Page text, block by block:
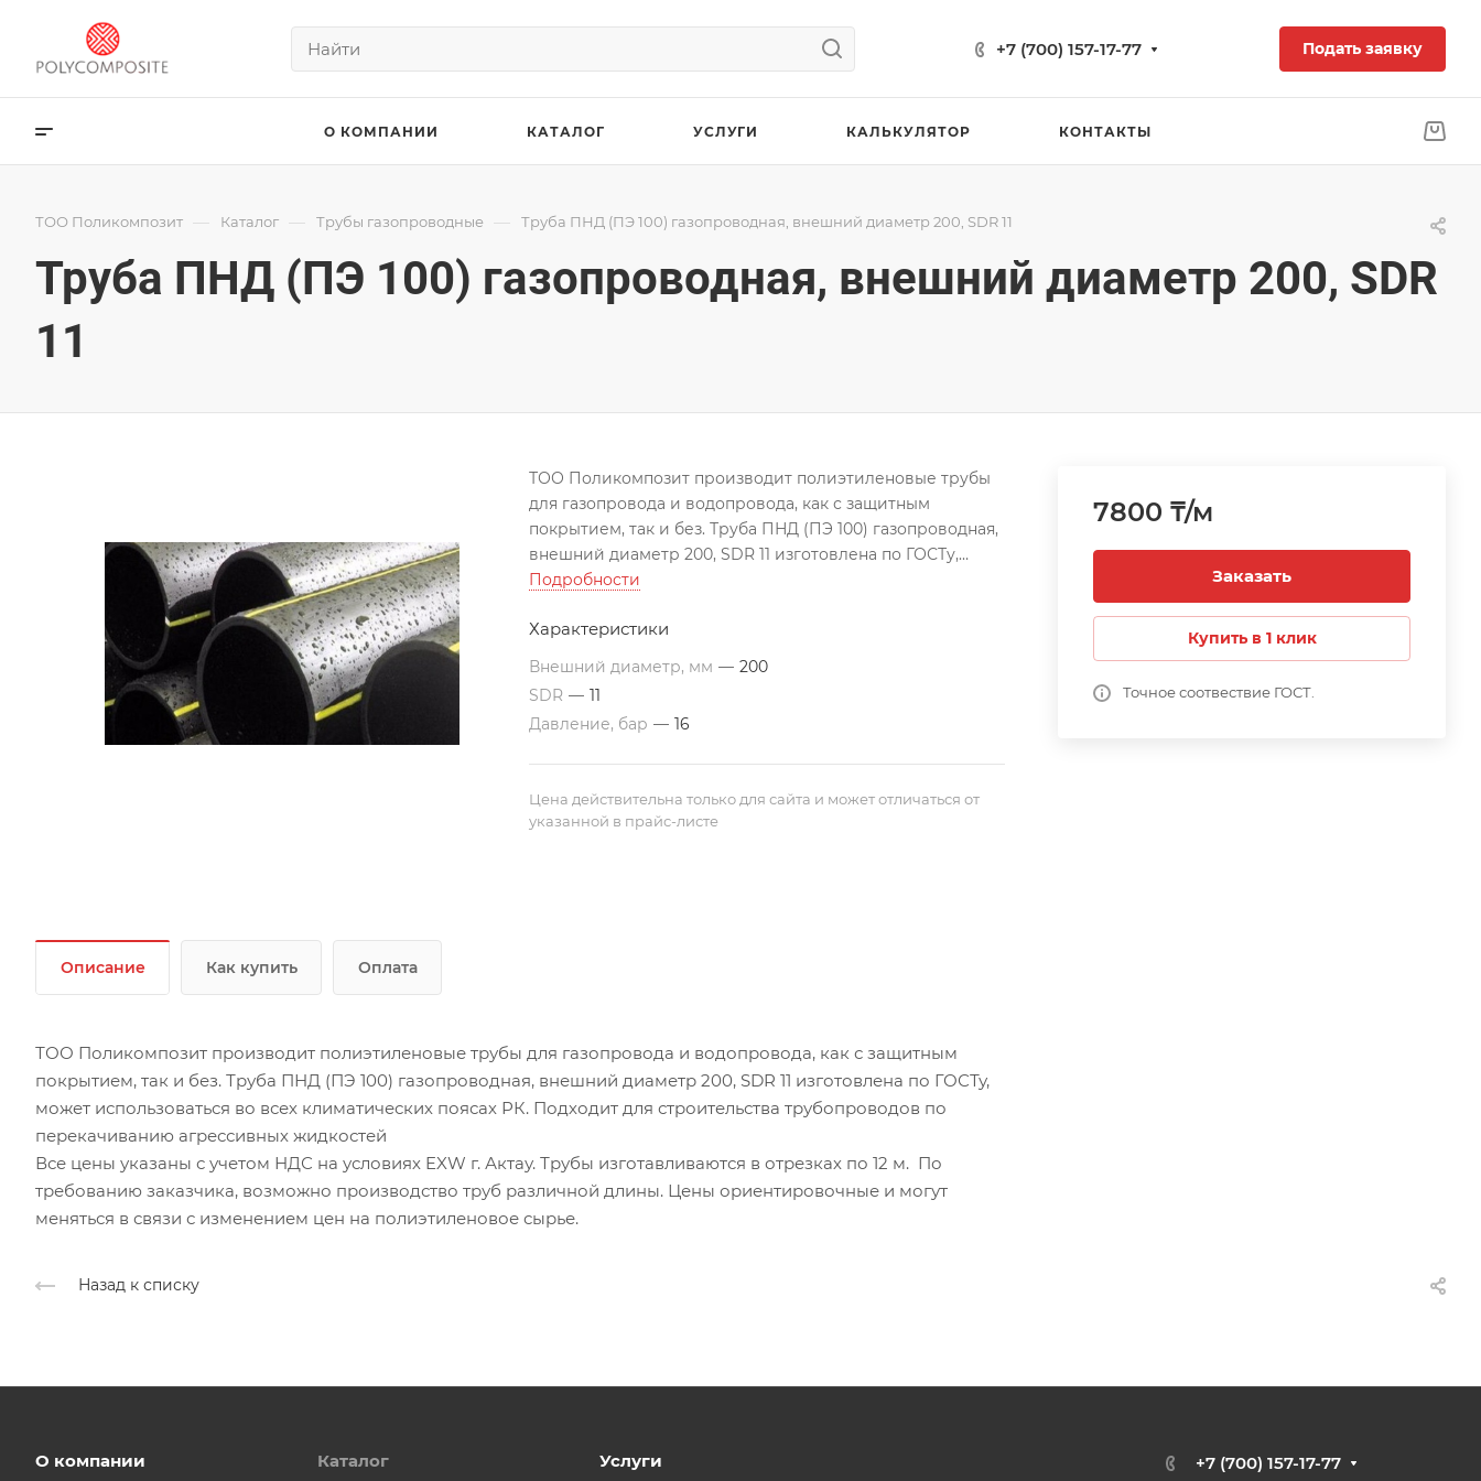
+7 (700) 157-17-77 Подать заявку
О КОМПАНИИ КАТАЛОГ УСЛУГИ КАЛЬКУЛЯТОР КОНТАКТЫ
ТОО Поликомпозит — Каталог — Трубы газопроводные — Труба ПНД (ПЭ 100) газопроводная, внешний диаметр 200, SDR 11
Труба ПНД (ПЭ 100) газопроводная, внешний диаметр 200, SDR
11
7800 ₸/м
Заказать
Купить в 1 клик
Точное соотвествие ГОСТ.
ТОО Поликомпозит производит полиэтиленовые трубы
для газопровода и водопровода, как с защитным
покрытием, так и без. Труба ПНД (ПЭ 100) газопроводная,
внешний диаметр 200, SDR 11 изготовлена по ГОСТу,
может использоваться во всех климатических поясах РК.
перекачиванию агрессивных жидкостей
Все цены указаны с учетом НДС на условиях EXW г. Актау.
Трубы изготавливаются в отрезках по 12 м. По
требованию заказчика, возможно производство труб
различной длины. Цены ориентировочные и могут
Подробности
Характеристики
Внешний диаметр, мм — 200
SDR — 11
Давление, бар — 16
Цена действительна только для сайта и может отличаться от
указанной в прайс-листе
Описание Как купить Оплата
ТОО Поликомпозит производит полиэтиленовые трубы для газопровода и водопровода, как с защитным
покрытием, так и без. Труба ПНД (ПЭ 100) газопроводная, внешний диаметр 200, SDR 11 изготовлена по ГОСТу,
может использоваться во всех климатических поясах РК. Подходит для строительства трубопроводов по
перекачиванию агрессивных жидкостей
Все цены указаны с учетом НДС на условиях EXW г. Актау. Трубы изготавливаются в отрезках по 12 м. По
требованию заказчика, возможно производство труб различной длины. Цены ориентировочные и могут
меняться в связи с изменением цен на полиэтиленовое сырье.
Назад к списку
О компании Каталог Услуги +7 (700) 157-17-77